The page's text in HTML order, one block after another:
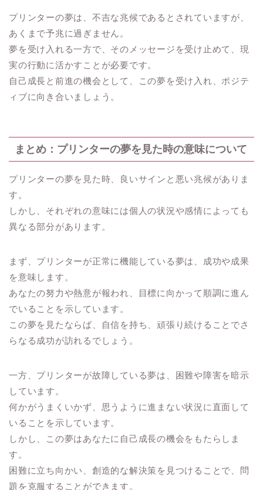
プリンターの夢は、不吉な兆候であるとされていますが、
あくまで予兆に過ぎません。
夢を受け入れる一方で、そのメッセージを受け止めて、現
実の行動に活かすことが必要です。
自己成長と前進の機会として、この夢を受け入れ、ポジテ
ィブに向き合いましょう。
まとめ：プリンターの夢を見た時の意味について
プリンターの夢を見た時、良いサインと悪い兆候がありま
す。
しかし、それぞれの意味には個人の状況や感情によっても
異なる部分があります。
まず、プリンターが正常に機能している夢は、成功や成果
を意味します。
あなたの努力や熱意が報われ、目標に向かって順調に進ん
でいることを示しています。
この夢を見たならば、自信を持ち、頑張り続けることでさ
らなる成功が訪れるでしょう。
一方、プリンターが故障している夢は、困難や障害を暗示
しています。
何かがうまくいかず、思うように進まない状況に直面して
いることを示しています。
しかし、この夢はあなたに自己成長の機会をもたらしま
す。
困難に立ち向かい、創造的な解決策を見つけることで、問
題を克服することができます。